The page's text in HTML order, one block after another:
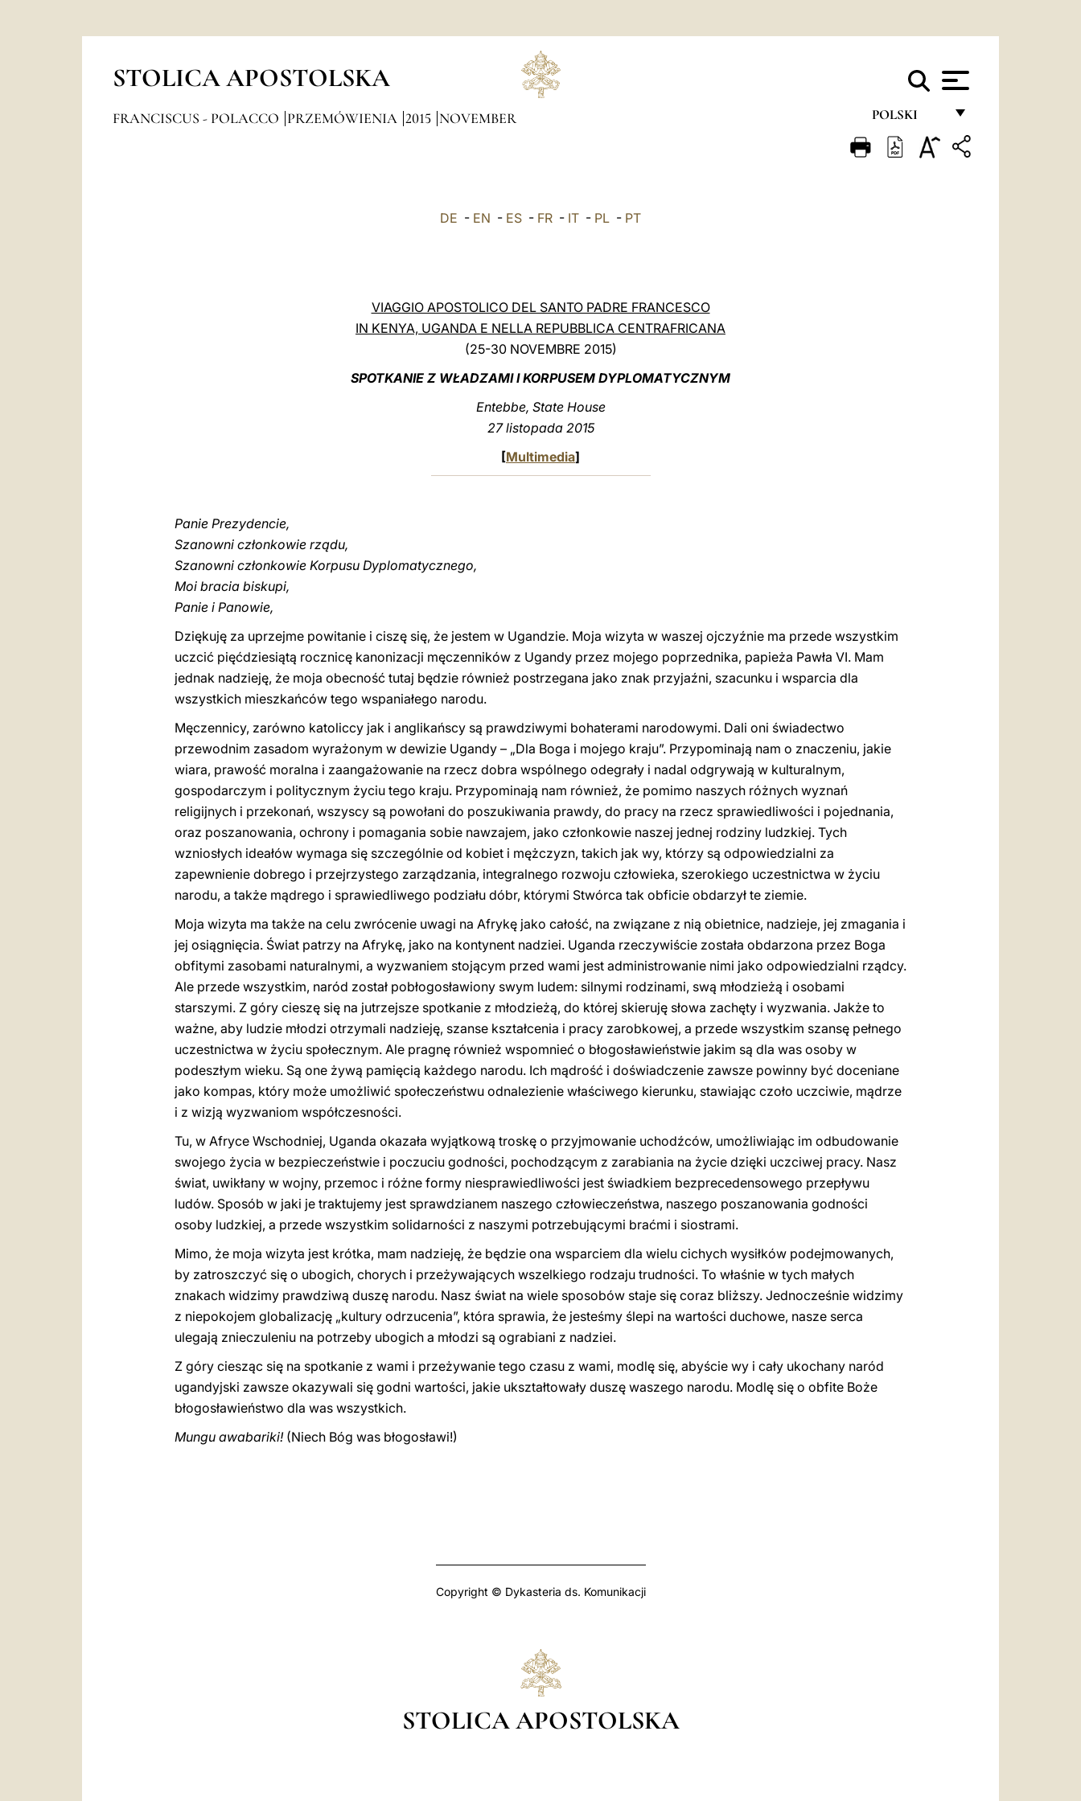
STOLICA APOSTOLSKA
POLSKI
FRANÇAIS
FRANCISCUS - POLACCO PRZEMÓWIENIA 2015 NOVEMBER
DE - EN - ES - FR - IT - PL - PT
VIAGGIO APOSTOLICO DEL SANTO PADRE FRANCESCO
IN KENYA, UGANDA E NELLA REPUBBLICA CENTRAFRICANA
(25-30 NOVEMBRE 2015)
SPOTKANIE Z WŁADZAMI I KORPUSEM DYPLOMATYCZNYM
Entebbe, State House
27 listopada 2015
[Multimedia]
Panie Prezydencie,
Szanowni członkowie rządu,
Szanowni członkowie Korpusu Dyplomatycznego,
Moi bracia biskupi,
Panie i Panowie,
Dziękuję za uprzejme powitanie i ciszę się, że jestem w Ugandzie. Moja wizyta w waszej ojczyźnie ma przede wszystkim
uczcić pięćdziesiątą rocznicę kanonizacji męczenników z Ugandy przez mojego poprzednika, papieża Pawła VI. Mam
jednak nadzieję, że moja obecność tutaj będzie również postrzegana jako znak przyjaźni, szacunku i wsparcia dla
wszystkich mieszkańców tego wspaniałego narodu.
Męczennicy, zarówno katoliccy jak i anglikańscy są prawdziwymi bohaterami narodowymi. Dali oni świadectwo
przewodnim zasadom wyrażonym w dewizie Ugandy – „Dla Boga i mojego kraju”. Przypominają nam o znaczeniu, jakie
wiara, prawość moralna i zaangażowanie na rzecz dobra wspólnego odegrały i nadal odgrywają w kulturalnym,
gospodarczym i politycznym życiu tego kraju. Przypominają nam również, że pomimo naszych różnych wyznań
religijnych i przekonań, wszyscy są powołani do poszukiwania prawdy, do pracy na rzecz sprawiedliwości i pojednania,
oraz poszanowania, ochrony i pomagania sobie nawzajem, jako członkowie naszej jednej rodziny ludzkiej. Tych
wzniosłych ideałów wymaga się szczególnie od kobiet i mężczyzn, takich jak wy, którzy są odpowiedzialni za
zapewnienie dobrego i przejrzystego zarządzania, integralnego rozwoju człowieka, szerokiego uczestnictwa w życiu
narodu, a także mądrego i sprawiedliwego podziału dóbr, którymi Stwórca tak obficie obdarzył te ziemie.
Moja wizyta ma także na celu zwrócenie uwagi na Afrykę jako całość, na związane z nią obietnice, nadzieje, jej zmagania i
jej osiągnięcia. Świat patrzy na Afrykę, jako na kontynent nadziei. Uganda rzeczywiście została obdarzona przez Boga
obfitymi zasobami naturalnymi, a wyzwaniem stojącym przed wami jest administrowanie nimi jako odpowiedzialni rządcy.
Ale przede wszystkim, naród został pobłogosławiony swym ludem: silnymi rodzinami, swą młodzieżą i osobami
starszymi. Z góry cieszę się na jutrzejsze spotkanie z młodzieżą, do której skieruję słowa zachęty i wyzwania. Jakże to
ważne, aby ludzie młodzi otrzymali nadzieję, szanse kształcenia i pracy zarobkowej, a przede wszystkim szansę pełnego
uczestnictwa w życiu społecznym. Ale pragnę również wspomnieć o błogosławieństwie jakim są dla was osoby w
podeszłym wieku. Są one żywą pamięcią każdego narodu. Ich mądrość i doświadczenie zawsze powinny być doceniane
jako kompas, który może umożliwić społeczeństwu odnalezienie właściwego kierunku, stawiając czoło uczciwie, mądrze
i z wizją wyzwaniom współczesności.
Tu, w Afryce Wschodniej, Uganda okazała wyjątkową troskę o przyjmowanie uchodźców, umożliwiając im odbudowanie
swojego życia w bezpieczeństwie i poczuciu godności, pochodzącym z zarabiania na życie dzięki uczciwej pracy. Nasz
świat, uwikłany w wojny, przemoc i różne formy niesprawiedliwości jest świadkiem bezprecedensowego przepływu
ludów. Sposób w jaki je traktujemy jest sprawdzianem naszego człowieczeństwa, naszego poszanowania godności
osoby ludzkiej, a przede wszystkim solidarności z naszymi potrzebującymi braćmi i siostrami.
Mimo, że moja wizyta jest krótka, mam nadzieję, że będzie ona wsparciem dla wielu cichych wysiłków podejmowanych,
by zatroszczyć się o ubogich, chorych i przeżywających wszelkiego rodzaju trudności. To właśnie w tych małych
znakach widzimy prawdziwą duszę narodu. Nasz świat na wiele sposobów staje się coraz bliższy. Jednocześnie widzimy
z niepokojem globalizację „kultury odrzucenia”, która sprawia, że jesteśmy ślepi na wartości duchowe, nasze serca
ulegają znieczuleniu na potrzeby ubogich a młodzi są ograbiani z nadziei.
Z góry ciesząc się na spotkanie z wami i przeżywanie tego czasu z wami, modlę się, abyście wy i cały ukochany naród
ugandyjski zawsze okazywali się godni wartości, jakie ukształtowały duszę waszego narodu. Modlę się o obfite Boże
błogosławieństwo dla was wszystkich.
Mungu awabariki!(Niech Bóg was błogosławi!)
Copyright © Dykasteria ds. Komunikacji
STOLICA APOSTOLSKA